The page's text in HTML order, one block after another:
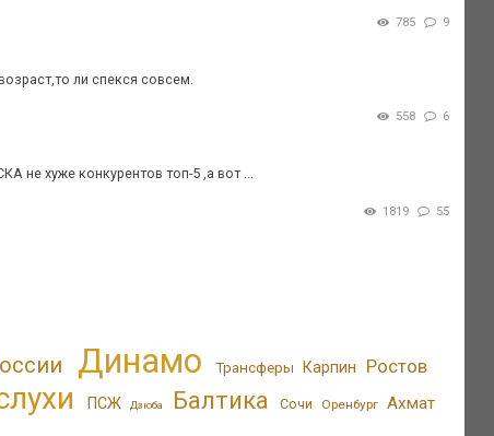
785 9
ли спекся совсем.
558 6
не хуже конкурентов топ-5 ,а вот ...
1819 55
Динамо Трансферы Карпин Ростов
ПСЖ Дзюба Балтика Сочи Оренбург Ахмат